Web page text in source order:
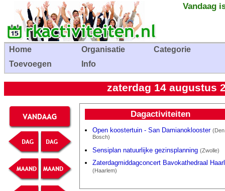
Vandaag
Home Organisatie
Categorie
Toevoegen
Info
zaterdag 14 augustus
Dagactiviteiten
Open koostertuin - San Damianoklooster (Den
Bosch)
Sensiplan natuurlijke gezinsplanning (Zwolle)
Zaterdagmiddagconcert Bavokathedraal
(Haarlem)